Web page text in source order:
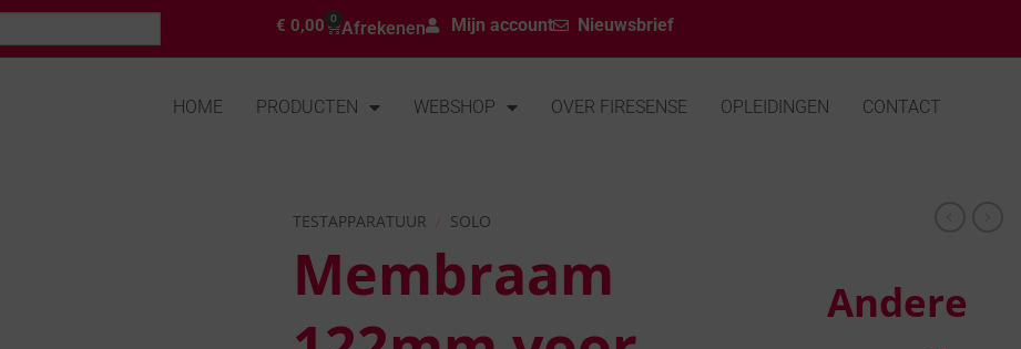
€ 0,00 0 Afrekenen Mijn account Nieuwsbrief
HOME PRODUCTEN WEBSHOP OVER FIRESENSE OPLEIDINGEN CONTACT
TESTAPPARATUUR SOLO
Membraam
Andere